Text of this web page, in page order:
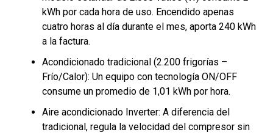
kWh por cada hora de uso. Encendido apenas
cuatro horas al día durante el mes, aporta 240 kWh
a la factura.
Acondicionado tradicional (2.200 frigorías –
Frío/Calor): Un equipo con tecnología ON/OFF
consume un promedio de 1,01 kWh por hora.
Aire acondicionado Inverter: A diferencia del
tradicional, regula la velocidad del compresor sin